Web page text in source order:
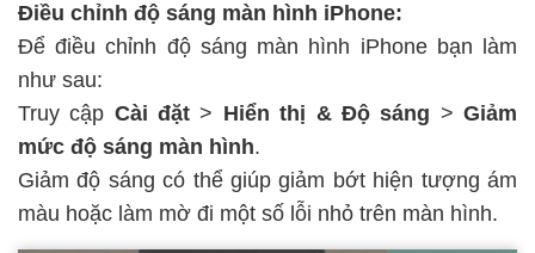
Điều chỉnh độ sáng màn hình iPhone:
Đểđiều chỉnh độ sáng màn hình iPhone bạn làm
như sau:
Truy cập Cài đặt > Hiển thị & Độ sáng >Giảm
mức độ sáng màn hình.
Giảm độ sáng có thể giúp giảm bớt hiện tượng ám
màu hoặc làm mờ đi một số lỗi nhỏ trên màn hình.